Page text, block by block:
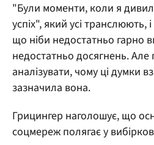
"Були моменти, коли я
успіх", який усі транслюють,
що ніби недостатньо гарно
недостатньо досягнень. Але
аналізувати, чому ці думки
зазначила вона.
Грицингер наголошує, що
соцмереж полягає у